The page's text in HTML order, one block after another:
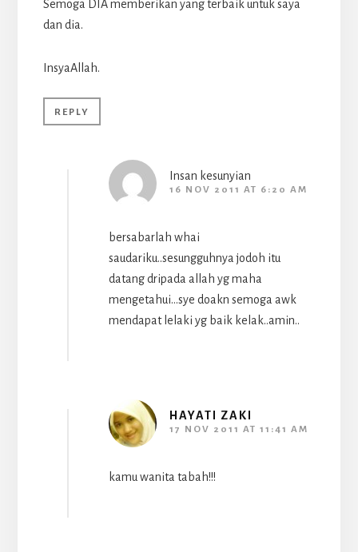
Semoga DIA memberikan yang terbaik untuk saya
dan dia.
InsyaAllah.
REPLY
Insan kesunyian
16 NOV 2011 AT 6:20 AM
bersabarlah whai
saudariku..sesungguhnya jodoh itu
datang dripada allah yg maha
mengetahui…sye doakn semoga awk
mendapat lelaki yg baik kelak..amin..
HAYATI ZAKI
17 NOV 2011 AT 11:41 AM
kamu wanita tabah!!!